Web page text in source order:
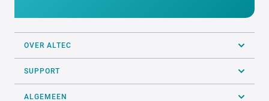
OVER ALTEC
SUPPORT
ALGEMEEN